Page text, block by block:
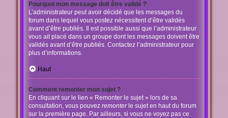
Pourquoi mon message doit être validé ?
L’administrateur peut avoir décidé que les messages du
forum dans lequel vous postez nécessitent d’être validés
avant d’être publiés. Il est possible aussi que l’administrateur
vous ait placé dans un groupe dont les messages doivent être
validés avant d’être publiés. Contactez l’administrateur pour
plus d’informations.
Haut
Comment remonter mon sujet ?
En cliquant sur le lien « Remonter le sujet » lors de sa
consultation, vous pouvez remonterle sujet en haut du forum
sur la première page. Par ailleurs, si vous ne voyez pas ce